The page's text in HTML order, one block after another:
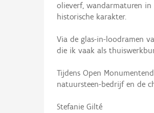
olieverf, wandarmaturen in
historische karakter.
Via de glas-in-loodramen
die ik vaak als
Tijdens Open
natuursteen-bedrijf en de
Stefanie Gilté